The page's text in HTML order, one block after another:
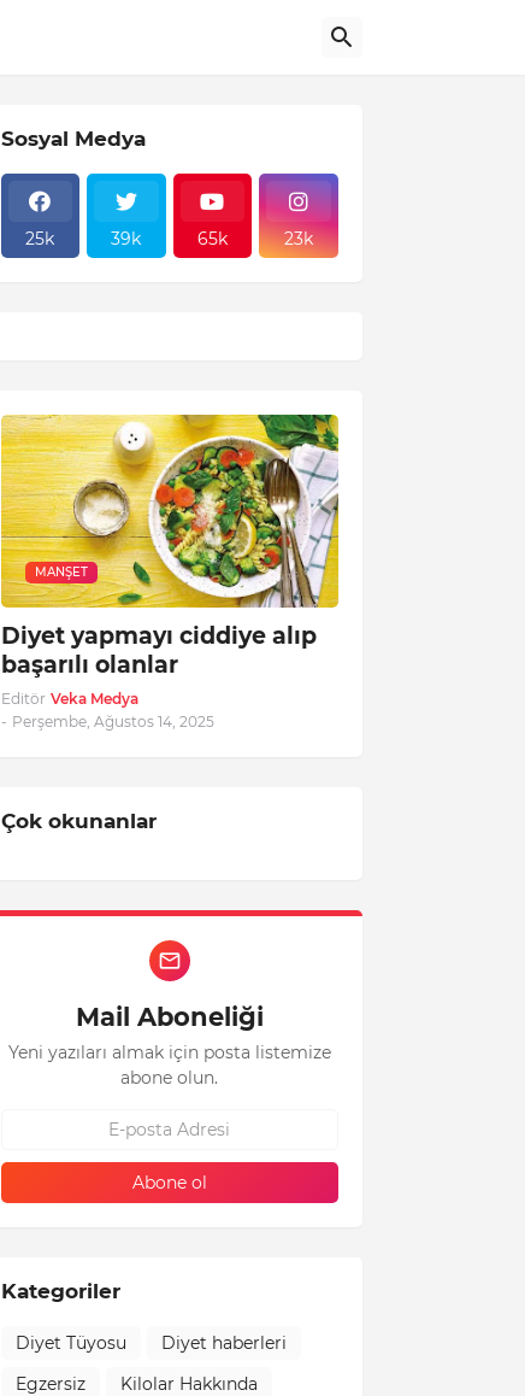
Sosyal Medya
25k 39k 65k 23k
MANŞET
Diyet yapmayı ciddiye alıp
başarılı olanlar
Editör Veka Medya
- Perşembe, Ağustos 14, 2025
Çok okunanlar
Mail Aboneliği
Yeni yazıları almak için posta listemize
abone olun.
Kategoriler
Diyet Tüyosu
Diyet haberleri
Egzersiz
Kilolar Hakkında